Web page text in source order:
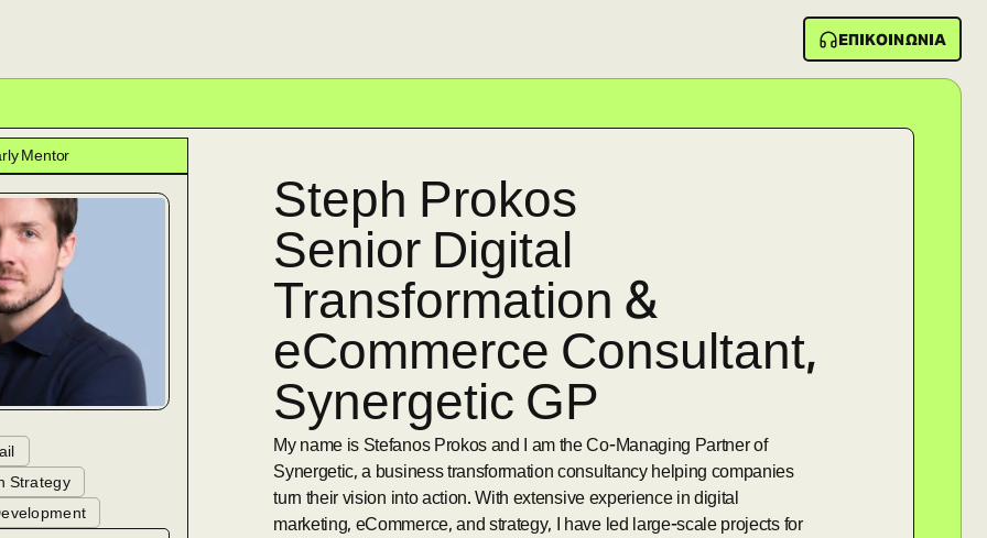
ΕΠΙΚΟΙΝΩΝΙΑ
Mentor
Strategy
Steph Prokos
Senior Digital
Transformation &
eCommerce Consultant,
Synergetic GP
My name is Stefanos Prokos and I am the Co-Managing Partner of
Synergetic, a business transformation consultancy helping companies
turn their vision into action. With extensive experience in digital
marketing, eCommerce, and strategy, I have led large-scale projects for